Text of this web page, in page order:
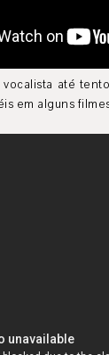
até
em alguns